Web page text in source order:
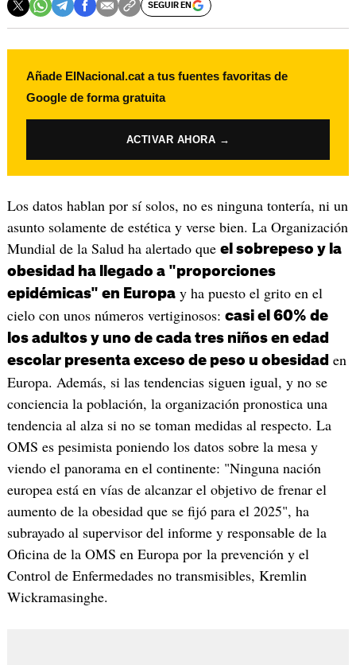
SEGUIR EN
Añade ElNacional.cat a tus fuentes favoritas de
Google de forma gratuita
ACTIVAR AHORA →
Los datos hablan por sí solos, no es ninguna tontería, ni un
asunto solamente de estética y verse bien. La Organización
Mundial de la Salud ha alertado que el sobrepeso y la
obesidad ha llegado a "proporciones
epidémicas" en Europay ha puesto el grito en el
cielo con unos números vertiginosos: casi el 60% de
los adultos y uno de cada tres niños en edad
escolar presenta exceso de peso u obesidad en
Europa. Además, si las tendencias siguen igual, y no se
conciencia la población, la organización pronostica una
tendencia al alza si no se toman medidas al respecto. La
OMS es pesimista poniendo los datos sobre la mesa y
viendo el panorama en el continente: "Ninguna nación
europea está en vías de alcanzar el objetivo de frenar el
aumento de la obesidad que se fijó para el 2025", ha
subrayado al supervisor del informe y responsable de la
Oficina de la OMS en Europa por la prevención y el
Control de Enfermedades no transmisibles, Kremlin
Wickramasinghe.